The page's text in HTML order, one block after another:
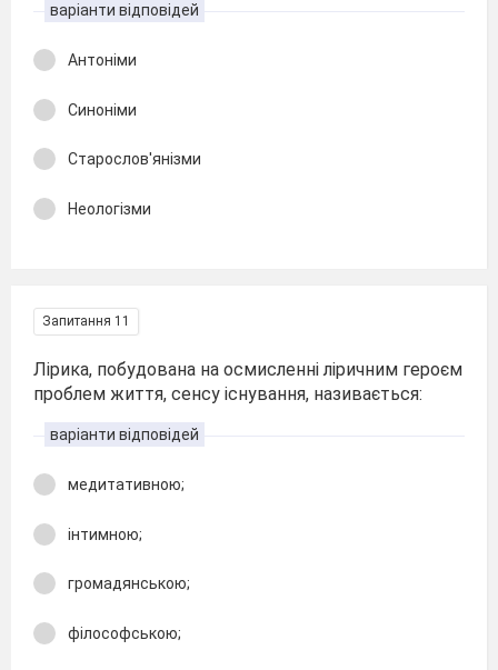
варіанти відповідей
Антоніми
Синоніми
Старослов'янізми
Неологізми
Запитання 11
Лірика, побудована на осмисленні ліричним героєм
проблем життя, сенсу існування, називається:
варіанти відповідей
медитативною;
інтимною;
громадянською;
філософською;